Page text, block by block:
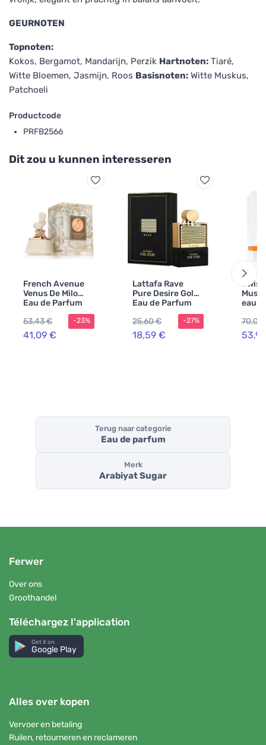
GEURNOTEN
Topnoten:
Kokos, Bergamot, Mandarijn, Perzik Hartnoten: Tiaré,
Witte Bloemen, Jasmijn, Roos Basisnoten: Witte Muskus,
Patchoeli
Productcode
PRFB2566
Dit zou u kunnen interesseren
French Avenue
Venus De Milo
Eau de Parfum
voor dames
53,43 €
41,09 €
-23%
Lattafa Rave
Pure Desire Gold
Eau de Parfum
voor dames
25,60 €
18,59 €
-27%
Musk
eau
70,08
Terug naar categorie
Eau de parfum
Merk
Arabiyat Sugar
Ferwer
Over ons
Groothandel
Téléchargez l'application
Get it on
Google Play
Alles over kopen
Vervoer en betaling
Ruilen, retourneren en reclameren